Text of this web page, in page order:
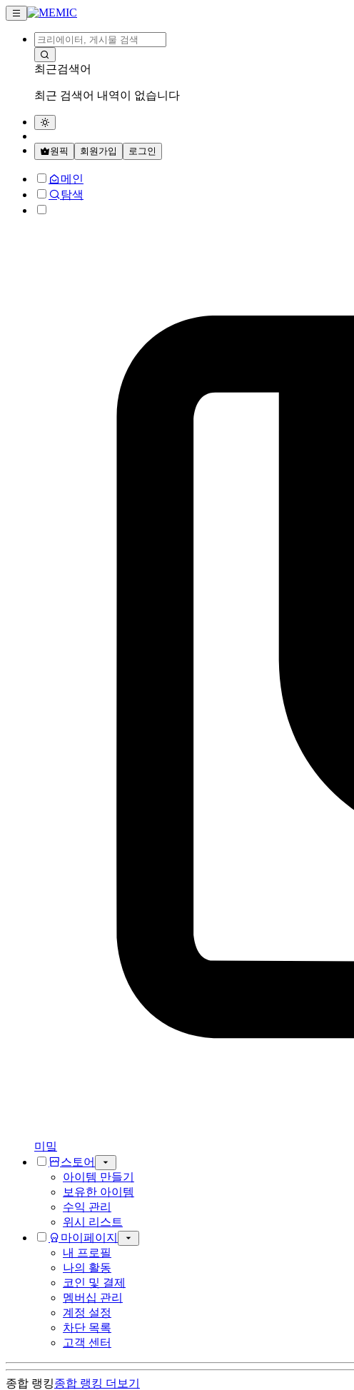
최근검색어
최근 검색어 내역이 없습니다
원픽 회원가입 로그인
메인
탐색
미밐
스토어
아이템 만들기
보유한 아이템
수익 관리
위시 리스트
마이페이지
내 프로필
나의 활동
코인 및 결제
멤버십 관리
계정 설정
차단 목록
고객 센터
종합 랭킹종합 랭킹 더보기